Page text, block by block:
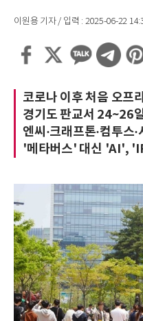
이원용 기자 / 입력 : 2025-06-22
코로나 이후 처음 오프
경기도 판교서 24~26
엔씨·크래프톤·컴투스
'메타버스' 대신 'AI',